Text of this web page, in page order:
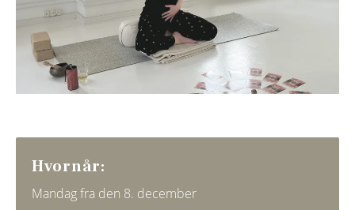
Hvornår:
Mandag fra den 8. december